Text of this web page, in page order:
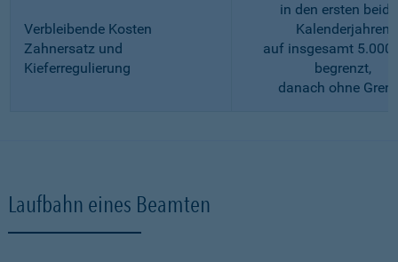
Verbleibende Kosten
Zahnersatz und
Kieferregulierung
in den ersten
Kalenderjahren
auf insgesamt 5.000
begrenzt,
danach ohne
Laufbahn eines Beamten